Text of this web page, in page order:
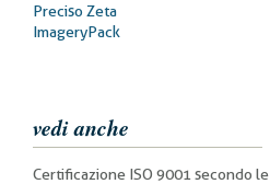
Preciso Zeta
ImageryPack
vedi anche
Certificazione ISO 9001 secondo le